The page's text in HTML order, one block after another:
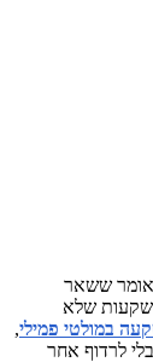
אומר ששאר
שלא
במולטי פמילי,
לרדוף אחר